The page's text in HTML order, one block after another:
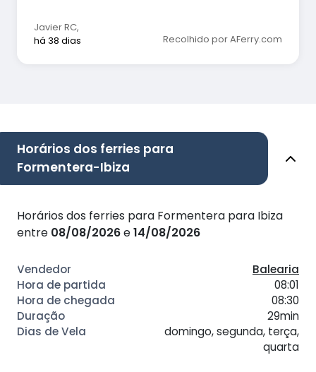
Javier RC,
há 38 dias
Recolhido por AFerry.com
Horários dos ferries para
Formentera-Ibiza
Horários dos ferries para Formentera para Ibiza
entre 08/08/2026e14/08/2026
Balearia
08:01
08:30
29min
domingo, segunda, terça,
quarta